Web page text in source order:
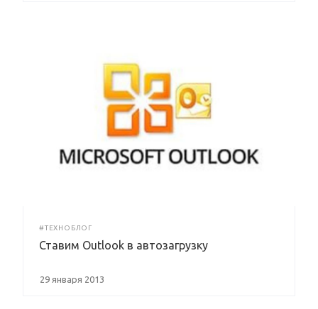
#ТЕХНОБЛОГ
Ставим Outlook в автозагрузку
29 января 2013